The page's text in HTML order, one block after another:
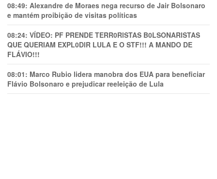
08:49: Alexandre de Moraes nega recurso de Jair Bolsonaro
e mantém proibição de visitas políticas
08:24: VÍDEO: PF PRENDE TERR0RlSTAS B0LSONARlSTAS
QUE QUERIAM EXPL0DlR LULA E O STF!!! A MANDO DE
FLÁVIO!!!
08:01: Marco Rubio lidera manobra dos EUA para beneficiar
Flávio Bolsonaro e prejudicar reeleição de Lula